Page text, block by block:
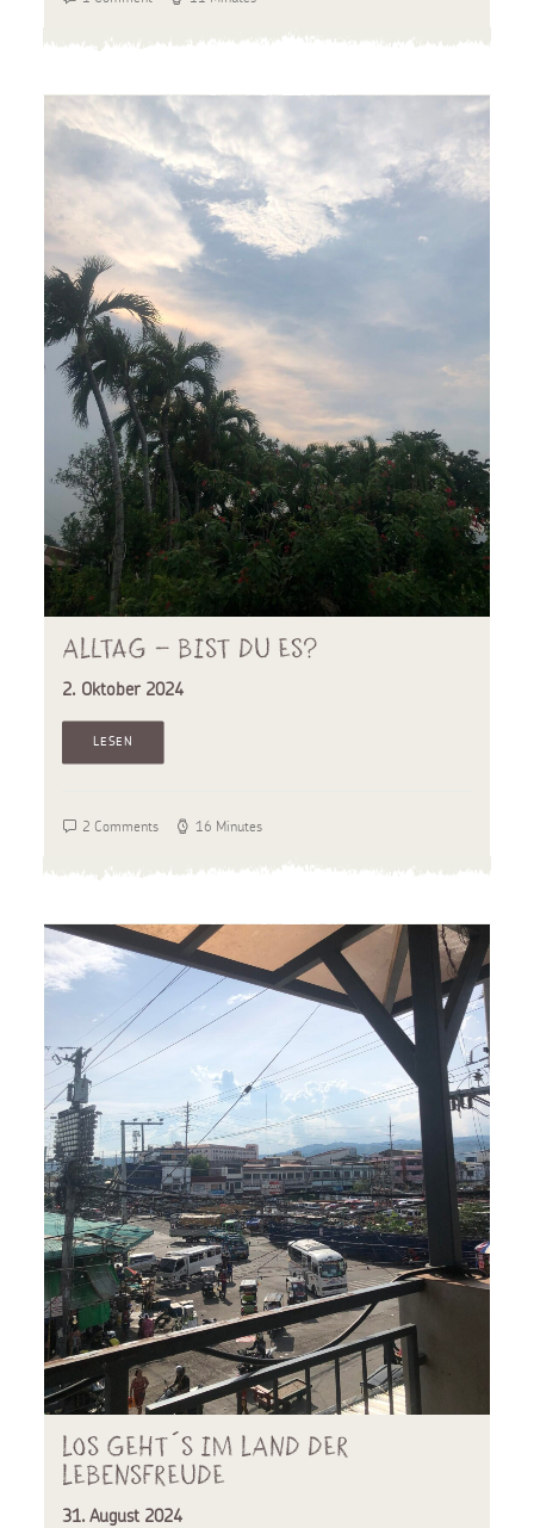
Alltag – bist du es?
2. Oktober 2024
LESEN
2 Comments 16 Minutes
Los geht´s im Land der
Lebensfreude
31. August 2024